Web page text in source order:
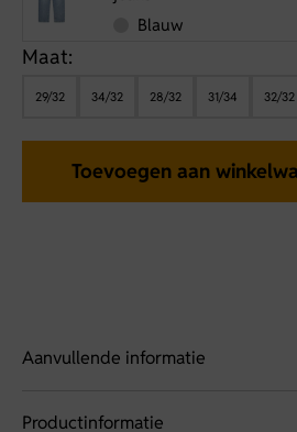
Blauw
Maat:
29/32 34/32 28/32 31/34 32/32
Toevoegen aan
Aanvullende informatie
Productinformatie